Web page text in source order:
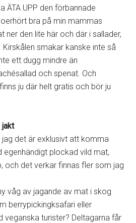
ÄTA UPP den förbannade
bra på min mammas
ner den lite här och där i sallader,
smakar kanske inte så
ett dugg mindre än
och spenat. Och
ju där helt gratis och bör ju
jakt
det är exklusivt att komma
egenhändigt plockad vild mat,
och det verkar finnas fler som jag
våg av jagande av mat i skog
berrypickingksafari eller
veganska turister? Deltagarna får